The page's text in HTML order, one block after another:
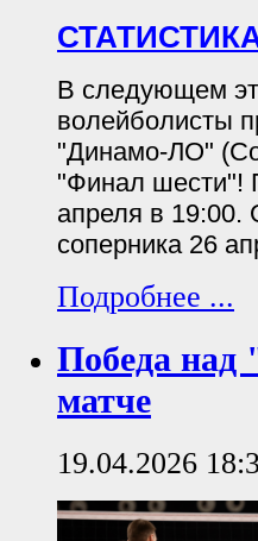
В следующем
волейболисты
"Динамо-ЛО"
"Финал шести"!
апреля в 19:00.
соперника 26
Подробнее ...
Победа над
матче
19.04.2026